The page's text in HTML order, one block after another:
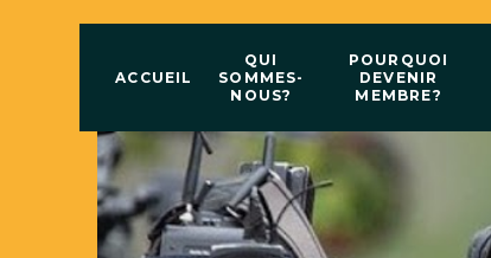
ACCUEIL
QUI
SOMMES-
NOUS?
POURQUOI
DEVENIR
MEMBRE?